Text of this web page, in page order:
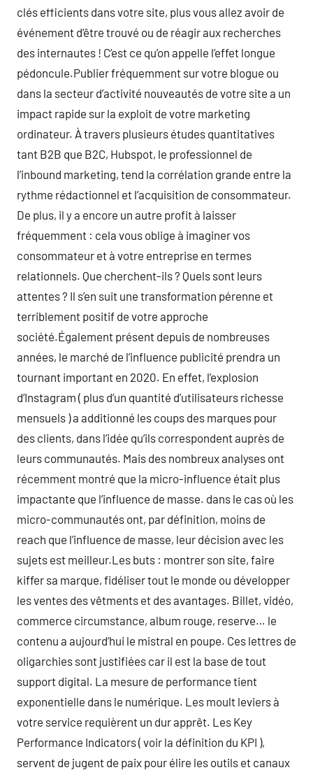
clés efficients dans votre site, plus vous allez avoir de
événement d’être trouvé ou de réagir aux recherches
des internautes ! C’est ce qu’on appelle l’effet longue
pédoncule.Publier fréquemment sur votre blogue ou
dans la secteur d’activité nouveautés de votre site a un
impact rapide sur la exploit de votre marketing
ordinateur. À travers plusieurs études quantitatives
tant B2B que B2C, Hubspot, le professionnel de
l’inbound marketing, tend la corrélation grande entre la
rythme rédactionnel et l’acquisition de consommateur.
De plus, il y a encore un autre profit à laisser
fréquemment : cela vous oblige à imaginer vos
consommateur et à votre entreprise en termes
relationnels. Que cherchent-ils ? Quels sont leurs
attentes ? Il s’en suit une transformation pérenne et
terriblement positif de votre approche
société.Également présent depuis de nombreuses
années, le marché de l’influence publicité prendra un
tournant important en 2020. En effet, l’explosion
d’Instagram ( plus d’un quantité d’utilisateurs richesse
mensuels ) a additionné les coups des marques pour
des clients, dans l’idée qu’ils correspondent auprès de
leurs communautés. Mais des nombreux analyses ont
récemment montré que la micro-influence était plus
impactante que l’influence de masse. dans le cas où les
micro-communautés ont, par définition, moins de
reach que l’influence de masse, leur décision avec les
sujets est meilleur.Les buts : montrer son site, faire
kiffer sa marque, fidéliser tout le monde ou développer
les ventes des vêtments et des avantages. Billet, vidéo,
commerce circumstance, album rouge, reserve… le
contenu a aujourd’hui le mistral en poupe. Ces lettres de
oligarchies sont justifiées car il est la base de tout
support digital. La mesure de performance tient
exponentielle dans le numérique. Les moult leviers à
votre service requièrent un dur apprêt. Les Key
Performance Indicators ( voir la définition du KPI ),
servent de jugent de paix pour élire les outils et canaux